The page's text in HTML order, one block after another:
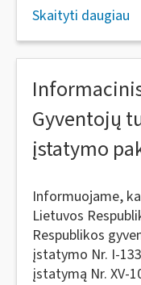
Skaityti daugiau
Gyventojų
įstatymo
Informuojame,
Lietuvos
Respublikos
įstatymo Nr. I-
įstatymą Nr. XV-